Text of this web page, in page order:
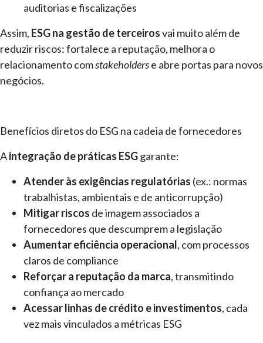
auditorias e fiscalizações
Assim, ESG na gestão de terceirosvai muito além de
reduzir riscos: fortalece a reputação, melhora o
relacionamento comstakeholderse abre portas para novos
negócios.
Benefícios diretos do ESG na cadeia de fornecedores
Aintegração de práticas ESGgarante:
Atender às exigências regulatórias (ex.: normas
trabalhistas, ambientais e de anticorrupção)
Mitigar riscos de imagem associados a
fornecedores que descumprem a legislação
Aumentar eficiência operacional, com processos
claros de compliance
Reforçar a reputação da marca, transmitindo
confiança ao mercado
Acessar linhas de crédito e investimentos, cada
vez mais vinculados a métricas ESG